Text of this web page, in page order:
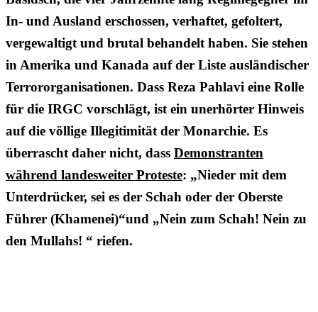
In- und Ausland erschossen, verhaftet, gefoltert,
vergewaltigt und brutal behandelt haben. Sie stehen
in Amerika und Kanada auf der Liste ausländischer
Terrororganisationen. Dass Reza Pahlavi eine Rolle
für die IRGC vorschlägt, ist ein unerhörter Hinweis
auf die völlige Illegitimität der Monarchie. Es
überrascht daher nicht, dass Demonstranten
während landesweiter Proteste: „Nieder mit dem
Unterdrücker, sei es der Schah oder der Oberste
Führer (Khamenei)“und „Nein zum Schah! Nein zu
den Mullahs! “ riefen.